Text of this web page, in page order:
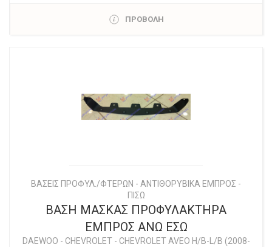
ΠΡΟΒΟΛΗ
ΒΑΣΕΙΣ ΠΡΟΦΥΛ./ΦΤΕΡΩΝ - ΑΝΤΙΘΟΡΥΒΙΚΑ ΕΜΠΡΟΣ -
ΠΙΣΩ
ΒΑΣΗ ΜΑΣΚΑΣ ΠΡΟΦΥΛΑΚΤΗΡΑ
ΕΜΠΡΟΣ ΑΝΩ ΕΣΩ
DAEWOO - CHEVROLET- CHEVROLET AVEO H/B-L/B (2008-